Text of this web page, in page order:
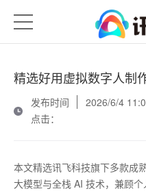
精选好用虚拟数字人制
发布时间
2026/6/4
点击：
本文精选讯飞科技旗下多款成
大模型与全栈 AI 技术，兼顾